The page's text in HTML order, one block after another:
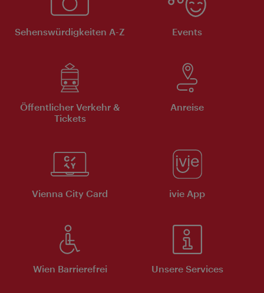
Sehenswürdigkeiten A-Z Events
Öffentlicher Verkehr &
Tickets
Anreise
Vienna City Card ivie App
Wien Barrierefrei Unsere Services